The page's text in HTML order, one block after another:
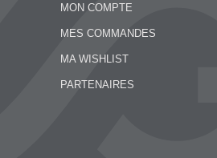
MON COMPTE
MES COMMANDES
MA WISHLIST
PARTENAIRES